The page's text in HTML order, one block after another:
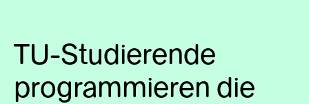
TU-Studierende
programmieren die